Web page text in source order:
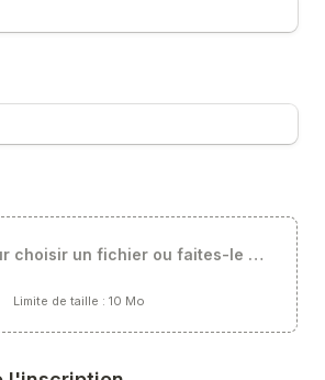
choisir un fichier ou faites-le glisser ici
Limite de taille : 10 Mo